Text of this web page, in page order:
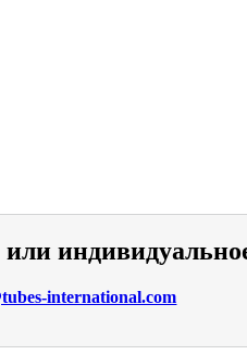
international.com